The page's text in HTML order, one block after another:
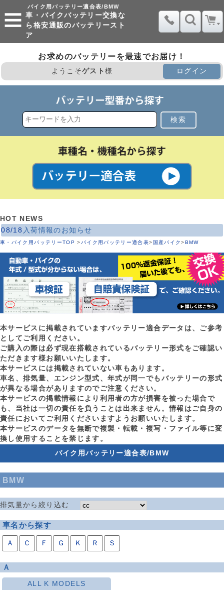
バイク用バッテリー適合表/BMW
車・バイクバッテリー交換な
ら格安通販のバッテリースト
ア
お求めのバッテリーを最速でお届け！
ようこそゲスト様 ログイン
検索
HOT NEWS
08/18 入荷情報のお知らせ
車・バイク用バッテリーTOP >バイク用バッテリー適合表> 国産バイク> BMW
本サービスに掲載されていますバッテリー適合データは、ご参考
としてご利用ください。
ご購入の際は必ず現在搭載されているバッテリー形式をご確認い
ただきます様お願いいたします。
本サービスには掲載されていない車もあります。
車名、排気量、エンジン型式、年式が同一でもバッテリーの形式
が異なる場合がありますのでご注意ください。
本サービスの掲載情報により利用者の方が損害を被った場合で
も、当社は一切の責任を負うことは出来ません。情報はご自身の
責任においてご利用くださいますようお願いいたします。
本サービスのデータを無断で複製・転載・複写・ファイル等に変
換し使用することを禁じます。
バイク用バッテリー適合表/BMW
BMW
排気量から絞り込む
車名から探す
Ａ Ｃ Ｆ Ｇ Ｋ Ｒ Ｓ
Ａ
ALL K MODELS